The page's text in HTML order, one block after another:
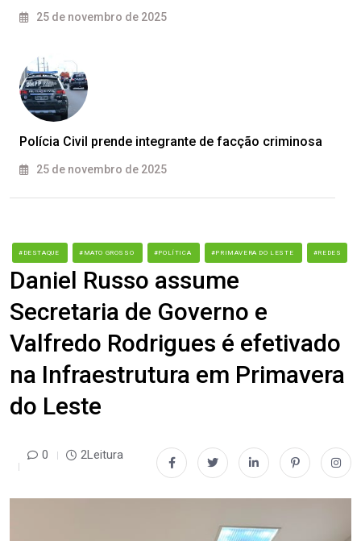
25 de novembro de 2025
Polícia Civil prende integrante de facção criminosa
25 de novembro de 2025
#DESTAQUE #MATO GROSSO #POLÍTICA #PRIMAVERA DO LESTE #REDES
Daniel Russo assume
Secretaria de Governo e
Valfredo Rodrigues é efetivado
na Infraestrutura em Primavera
do Leste
0 2Leitura